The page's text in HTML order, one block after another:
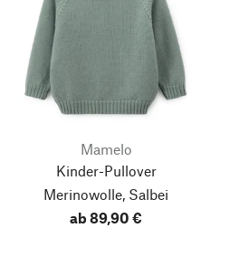
Mamelo
Kinder-Pullover
Merinowolle, Salbei
ab 89,90 €